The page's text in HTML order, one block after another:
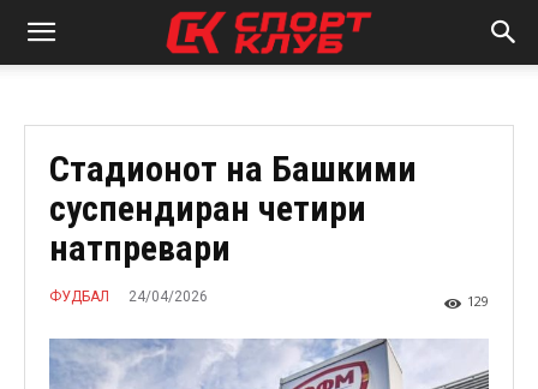
Стадионот на Башкими
суспендиран четири
натпревари
ФУДБАЛ 24/04/2026 129